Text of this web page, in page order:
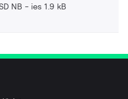
NB ies 1.9 kB